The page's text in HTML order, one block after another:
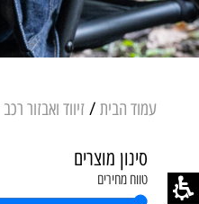
עמוד הבית / זיווד ואבזור רכב
סינון מוצרים
טווח מחירים